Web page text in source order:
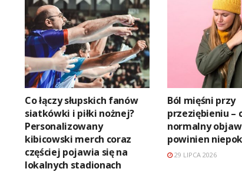
Co łączy słupskich fanów
siatkówki i piłki nożnej?
Personalizowany
kibicowski merch coraz
częściej pojawia się na
lokalnych stadionach
Ból mięśni przy
przeziębieniu –
normalny
powinien
29 LIPCA 2026